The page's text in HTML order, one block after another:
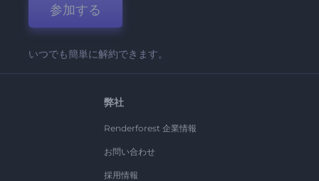
参加する
いつでも簡単に解約できます。
弊社
Renderforest 企業情報
お問い合わせ
採用情報